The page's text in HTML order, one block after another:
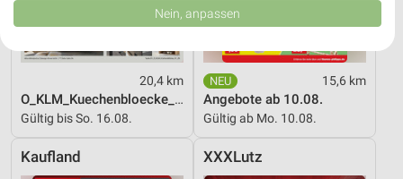
20,4 km
O_KLM_Kuechenbloecke_01_26_ES
Gültig bis So. 16.08.
15,6 km
Angebote ab 10.08.
Gültig ab Mo. 10.08.
Kaufland XXXLutz
Daten können außerhalb der Europäischen Union weitergegeben und in die
USA gesendet werden.
Website/App.
Partnerliste anzeigen (1 IAB-Anbieter)
Wir nutzen Ihre Daten für folgende Zwecke:
IAB-Verarbeitungszwecke:
Speichern von oder Zugriff auf Informationen
auf einem Endgerät
Nein, anpassen